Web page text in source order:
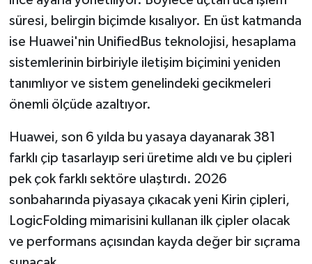
süresi, belirgin biçimde kısalıyor. En üst katmanda
ise Huawei'nin UnifiedBus teknolojisi, hesaplama
sistemlerinin birbiriyle iletişim biçimini yeniden
tanımlıyor ve sistem genelindeki gecikmeleri
önemli ölçüde azaltıyor.
Huawei, son 6 yılda bu yasaya dayanarak 381
farklı çip tasarlayıp seri üretime aldı ve bu çipleri
pek çok farklı sektöre ulaştırdı. 2026
sonbaharında piyasaya çıkacak yeni Kirin çipleri,
LogicFolding mimarisini kullanan ilk çipler olacak
ve performans açısından kayda değer bir sıçrama